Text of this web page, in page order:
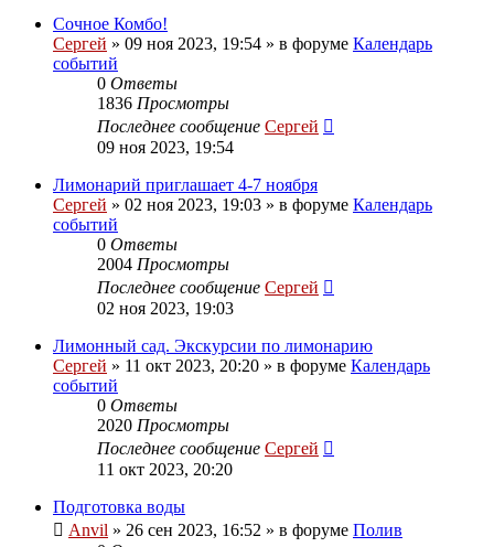
Сочное Комбо!
Сергей » 09 ноя 2023, 19:54 » в форуме Календарь
событий
0 Ответы
1836 Просмотры
Последнее сообщение Сергей
09 ноя 2023, 19:54
Лимонарий приглашает 4-7 ноября
Сергей » 02 ноя 2023, 19:03 » в форуме Календарь
событий
0 Ответы
2004 Просмотры
Последнее сообщение Сергей
02 ноя 2023, 19:03
Лимонный сад. Экскурсии по лимонарию
Сергей » 11 окт 2023, 20:20 » в форуме Календарь
событий
0 Ответы
2020 Просмотры
Последнее сообщение Сергей
11 окт 2023, 20:20
Подготовка воды
Anvil » 26 сен 2023, 16:52 » в форуме Полив